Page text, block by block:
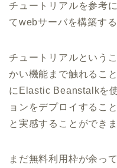
チュートリアルを参考
てwebサーバを構築す
チュートリアルという
かい機能まで触れるこ
にElastic Beanstalkを
ョンをデプロイするこ
と実感することができま
まだ無料利用枠が余っ